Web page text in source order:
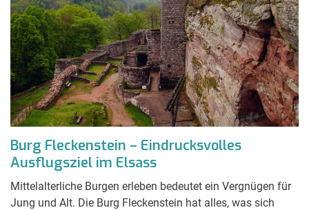
Burg Fleckenstein – Eindrucksvolles
Ausflugsziel im Elsass
Mittelalterliche Burgen erleben bedeutet ein Vergnügen für
Jung und Alt. Die Burg Fleckenstein hat alles, was sich